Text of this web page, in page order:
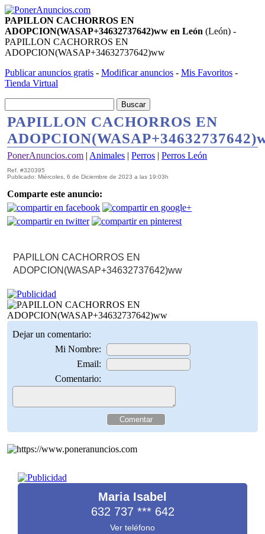
PAPILLON CACHORROS EN
ADOPCION(WASAP+34632737642)ww en León (León) -
PAPILLON CACHORROS EN
ADOPCION(WASAP+34632737642)ww
Publicar anuncios gratis - Modificar anuncios - Mis Favoritos -
Tienda Virtual
PAPILLON CACHORROS EN
PonerAnuncios.com | Animales |Perros |Perros León
Ref. #320395
Publicado: Miércoles, 6 de Diciembre de 2023 a las 19:03h
Comparte este anuncio:
PAPILLON CACHORROS EN
ADOPCION(WASAP+34632737642)ww
Dejar un comentario:
Mi Nombre:
Email:
Comentario:
Maria Isabel
632 737 *** 642
Ver teléfono